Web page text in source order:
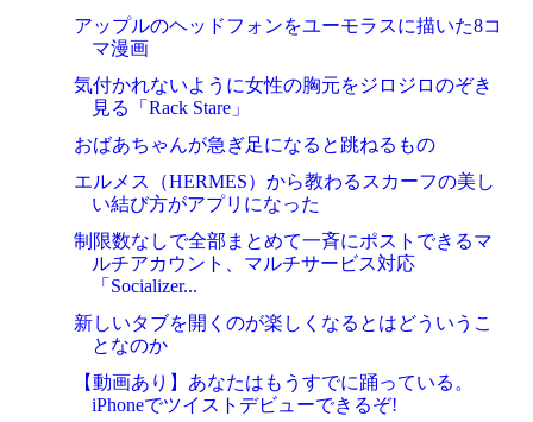
アップルのヘッドフォンをユーモラスに描いた8コ
マ漫画
気付かれないように女性の胸元をジロジロのぞき
見る「Rack Stare」
おばあちゃんが急ぎ足になると跳ねるもの
エルメス（HERMES）から教わるスカーフの美し
い結び方がアプリになった
制限数なしで全部まとめて一斉にポストできるマ
ルチアカウント、マルチサービス対応
「Socializer...
新しいタブを開くのが楽しくなるとはどういうこ
となのか
【動画あり】あなたはもうすでに踊っている。
iPhoneでツイストデビューできるぞ!